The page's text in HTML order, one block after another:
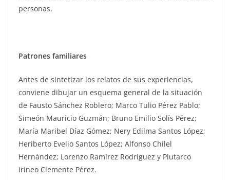
personas.
Patrones familiares
Antes de sintetizar los relatos de sus experiencias,
conviene dibujar un esquema general de la situación
de Fausto Sánchez Roblero; Marco Tulio Pérez Pablo;
Simeón Mauricio Guzmán; Bruno Emilio Solís Pérez;
María Maribel Díaz Gómez; Nery Edilma Santos López;
Heriberto Evelio Santos López; Alfonso Chilel
Hernández; Lorenzo Ramírez Rodríguez y Plutarco
Irineo Clemente Pérez.